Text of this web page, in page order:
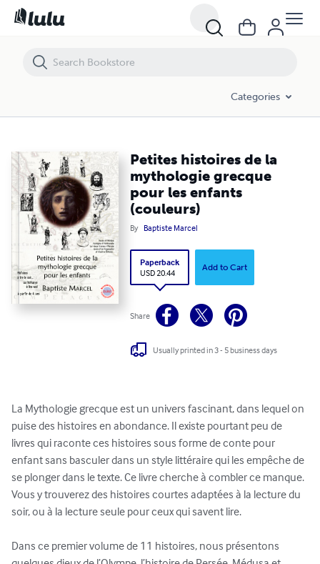
Categories
Petites histoires de la
mythologie grecque
pour les enfants
(couleurs)
By Baptiste Marcel
Paperback
USD 20.44
Add to Cart
Share
Usually printed in 3 - 5 business days
La Mythologie grecque est un univers fascinant, dans lequel on
puise des histoires en abondance. Il existe pourtant peu de
livres qui raconte ces histoires sous forme de conte pour
enfant sans basculer dans un style littéraire qui les empêche de
se plonger dans le texte. Ce livre cherche à combler ce manque.
Vous y trouverez des histoires courtes adaptées à la lecture du
soir, ou à la lecture seule pour ceux qui savent lire.
Dans ce premier volume de 11 histoires, nous présentons
Petites histoires de la mythologie grecque pour les enfants (couleurs)